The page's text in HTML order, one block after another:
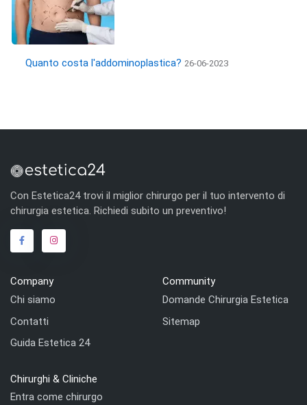
Quanto costa l'addominoplastica? 26-06-2023
Con Estetica24 trovi il miglior chirurgo per il tuo intervento di
chirurgia estetica. Richiedi subito un preventivo!
Company
Chi siamo
Contatti
Guida Estetica 24
Community
Domande Chirurgia Estetica
Sitemap
Chirurghi & Cliniche
Entra come chirurgo